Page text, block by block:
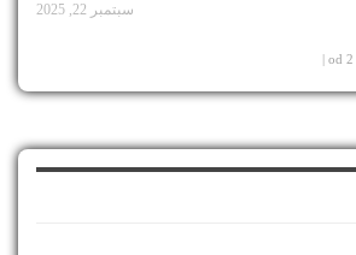
سبتمبر 22, 2025